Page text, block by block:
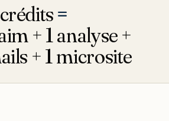
=
+ 1 analyse +
+ 1 microsite